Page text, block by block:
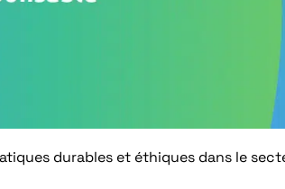
durables et éthiques dans le